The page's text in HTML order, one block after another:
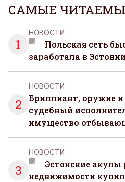
САМЫЕ
1
НОВОСТИ
Польская сеть
заработала в
2
НОВОСТИ
Бриллиант, оружие
судебный
имущество
3
НОВОСТИ
Эстонские
недвижимости